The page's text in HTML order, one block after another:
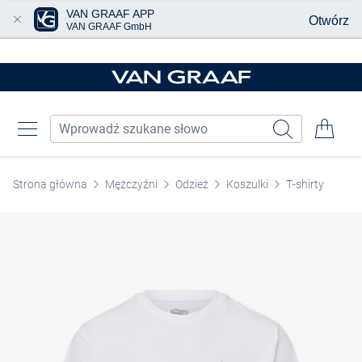
Strona główna Mężczyźni Odzież Koszulki T-shirty
VAN GRAAF APP
VAN GRAAF GmbH Otwórz